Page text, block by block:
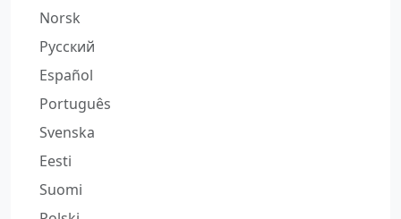
Norsk
Русский
Español
Português
Svenska
Eesti
Suomi